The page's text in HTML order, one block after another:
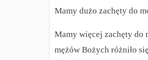
Mamy dużo zachęty do
Mamy więcej zachęty
mężów Bożych różniło